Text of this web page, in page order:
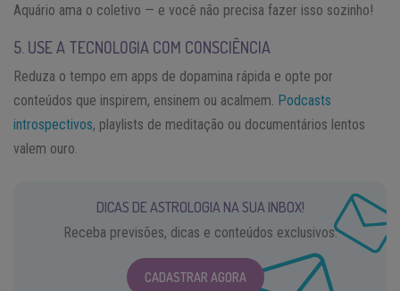
Aquário ama o coletivo — e você não precisa fazer isso sozinho!
5. USE A TECNOLOGIA COM CONSCIÊNCIA
Reduza o tempo em apps de dopamina rápida e opte por
conteúdos que inspirem, ensinem ou acalmem. Podcasts
introspectivos, playlists de meditação ou documentários lentos
valem ouro.
DICAS DE ASTROLOGIA NA SUA INBOX!
Receba previsões, dicas e conteúdos exclusivos.
CADASTRAR AGORA